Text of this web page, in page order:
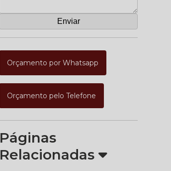
Orçamento por Whatsapp
Orçamento pelo Telefone
Páginas
Relacionadas